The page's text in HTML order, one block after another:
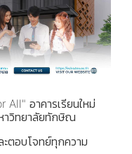
อาคารเรียนใหม่
าวิทยาลัยทักษิณ
ะตอบโจทย์ทุกความ